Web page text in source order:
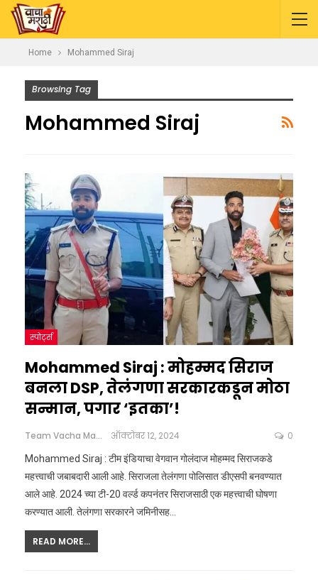
Home Mohammed Siraj
Browsing Tag
Mohammed Siraj
स्पोर्ट्स
Mohammed Siraj : मोहम्मद सिराज
बनला DSP, तेलंगणा सरकारकडून मोठा
सन्मान, पगार ‘इतका’!
Team Vacha Marathi ऑक्टोबर 12, 2024 0
Mohammed Siraj : टीम इंडियाचा वेगवान गोलंदाज मोहम्मद सिराजकडे
महत्त्वाची जबाबदारी आली आहे. सिराजला तेलंगणा पोलिसात डीएसपी बनवण्यात
आले आहे. 2024 च्या टी-20 वर्ल्ड कपनंतर सिराजसाठी एक महत्त्वाची घोषणा
करण्यात आली. तेलंगणा सरकारने जमिनीसह…
READ MORE...